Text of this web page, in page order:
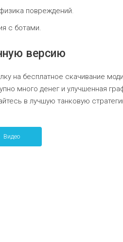
повреждений.
с ботами.
версию
на бесплатное скачивание
много денег и улучшенная
в лучшую танковую
Видео